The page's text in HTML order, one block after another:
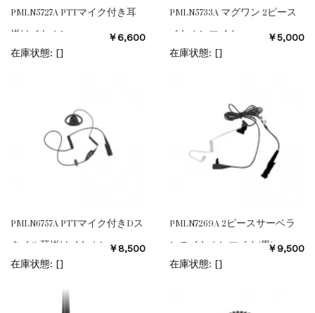
PMLN5727A PTTマイク付き耳
掛けイヤホン
￥6,600
在庫状態: []
PMLN5733A マグワン 2ピース
イヤホンマイク
￥5,000
在庫状態: []
PMLN6757A PTTマイク付きDス
タイル耳掛けイヤホン
￥8,500
在庫状態: []
PMLN7269A 2ピースサーベラ
ンスイヤホンマイク(黒)￥9,500
在庫状態: []